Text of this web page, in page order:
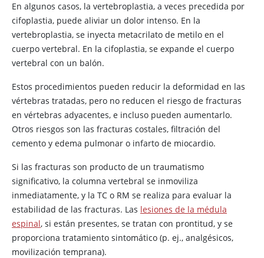
En algunos casos, la vertebroplastia, a veces precedida por
cifoplastia, puede aliviar un dolor intenso. En la
vertebroplastia, se inyecta metacrilato de metilo en el
cuerpo vertebral. En la cifoplastia, se expande el cuerpo
vertebral con un balón.
Estos procedimientos pueden reducir la deformidad en las
vértebras tratadas, pero no reducen el riesgo de fracturas
en vértebras adyacentes, e incluso pueden aumentarlo.
Otros riesgos son las fracturas costales, filtración del
cemento y edema pulmonar o infarto de miocardio.
Si las fracturas son producto de un traumatismo
significativo, la columna vertebral se inmoviliza
inmediatamente, y la TC o RM se realiza para evaluar la
estabilidad de las fracturas. Las lesiones de la médula
espinal, si están presentes, se tratan con prontitud, y se
proporciona tratamiento sintomático (p. ej., analgésicos,
movilización temprana).